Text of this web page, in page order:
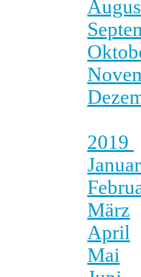
2019
Januar
März
April
Mai